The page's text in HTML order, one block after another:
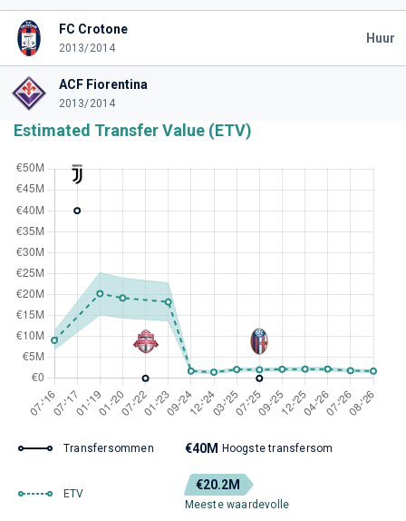
FC Crotone
2013/2014
Huur
ACF Fiorentina
2013/2014
Estimated Transfer Value (ETV)
Transfersommen €40M Hoogste transfersom
ETV
€20.2M
Meeste waardevolle